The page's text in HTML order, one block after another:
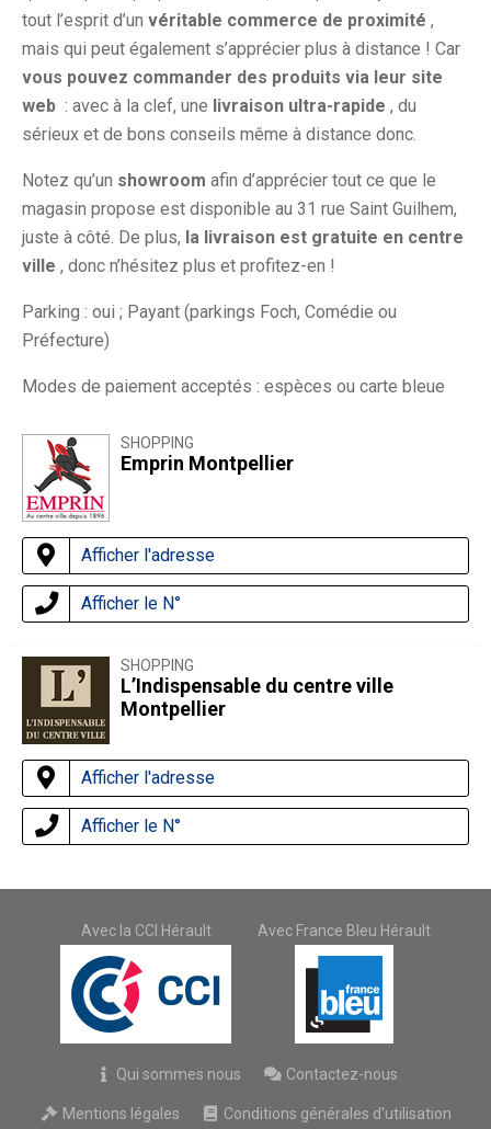
tout l’esprit d’un véritable commerce de proximité ,
mais qui peut également s’apprécier plus à distance ! Car
vous pouvez commander des produits via leur site
web : avec à la clef, une livraison ultra-rapide , du
sérieux et de bons conseils même à distance donc.
Notez qu’un showroom afin d’apprécier tout ce que le
magasin propose est disponible au 31 rue Saint Guilhem,
juste à côté. De plus, la livraison est gratuite en centre
ville , donc n’hésitez plus et profitez-en !
Parking : oui ; Payant (parkings Foch, Comédie ou
Préfecture)
Modes de paiement acceptés : espèces ou carte bleue
SHOPPING
Emprin Montpellier
Afficher l'adresse
Afficher le N°
SHOPPING
L’Indispensable du centre ville
Montpellier
Afficher l'adresse
Afficher le N°
Avec la CCI Hérault Avec France Bleu Hérault
Qui sommes nous Contactez-nous
Mentions légales Conditions générales d'utilisation